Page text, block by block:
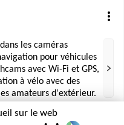
les caméras
pour véhicules
avec Wi-Fi et GPS,
à vélo avec des
amateurs d'extérieur.
sur le web